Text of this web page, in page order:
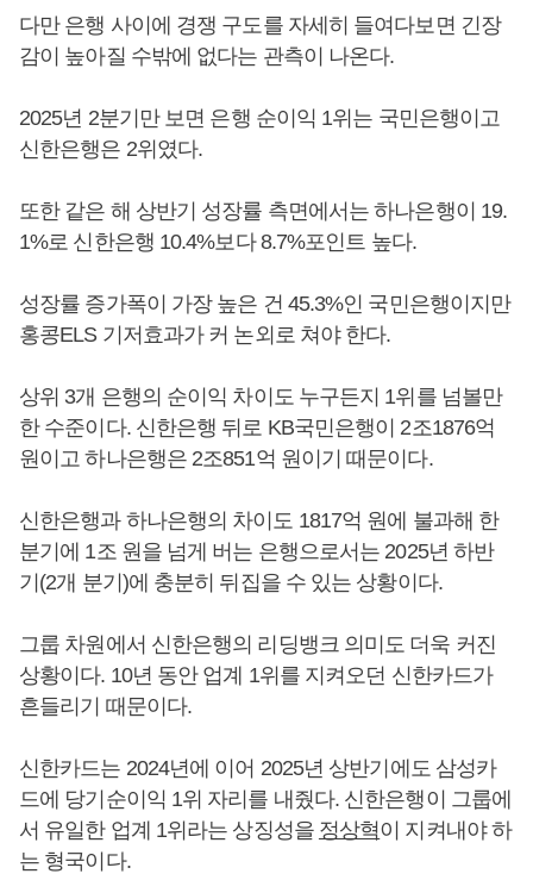
다만 은행 사이에 경쟁 구도를 자세히 들여다보면 긴장
감이 높아질 수밖에 없다는 관측이 나온다.
2025년 2분기만 보면 은행 순이익 1위는 국민은행이고
신한은행은 2위였다.
또한 같은 해 상반기 성장률 측면에서는 하나은행이 19.
1%로 신한은행 10.4%보다 8.7%포인트 높다.
성장률 증가폭이 가장 높은 건 45.3%인 국민은행이지만
홍콩ELS 기저효과가 커 논외로 쳐야 한다.
상위 3개 은행의 순이익 차이도 누구든지 1위를 넘볼만
한 수준이다. 신한은행 뒤로 KB국민은행이 2조1876억
원이고 하나은행은 2조851억 원이기 때문이다.
신한은행과 하나은행의 차이도 1817억 원에 불과해 한
분기에 1조 원을 넘게 버는 은행으로서는 2025년 하반
기(2개 분기)에 충분히 뒤집을 수 있는 상황이다.
그룹 차원에서 신한은행의 리딩뱅크 의미도 더욱 커진
상황이다. 10년 동안 업계 1위를 지켜오던 신한카드가
흔들리기 때문이다.
신한카드는 2024년에 이어 2025년 상반기에도 삼성카
드에 당기순이익 1위 자리를 내줬다. 신한은행이 그룹에
서 유일한 업계 1위라는 상징성을 정상혁이 지켜내야 하
는 형국이다.